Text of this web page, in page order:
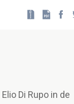
Di Rupo in de